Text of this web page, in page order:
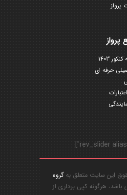
پرواز
1403
حرفه ای
گروه
باشد، هرگونه کپی برداری از